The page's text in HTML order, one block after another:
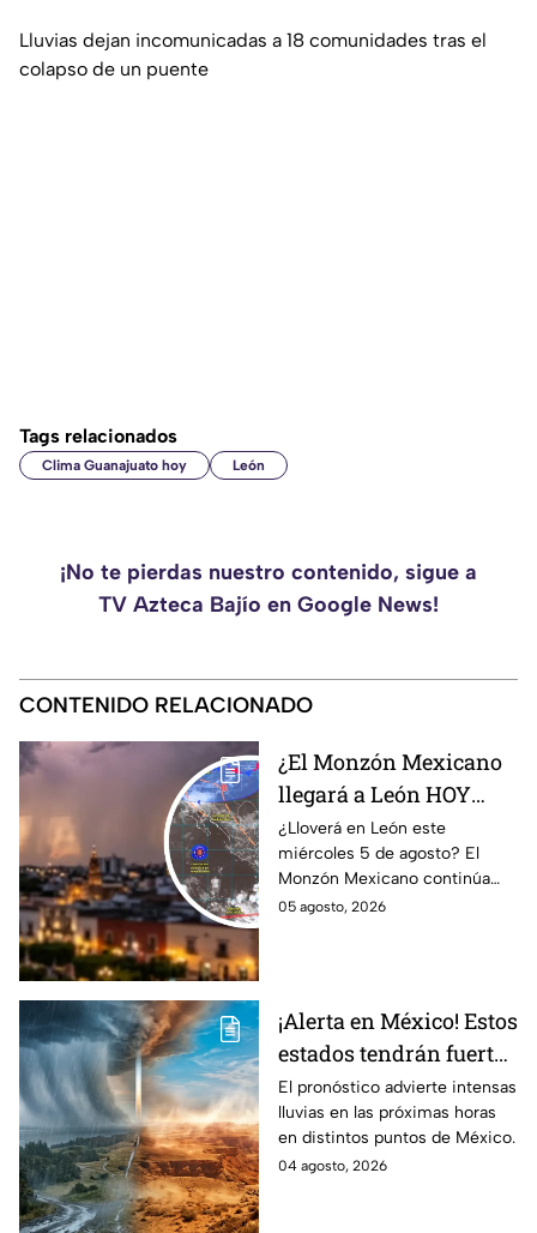
Lluvias dejan incomunicadas a 18 comunidades tras el
colapso de un puente
Tags relacionados
Clima Guanajuato hoy León
¡No te pierdas nuestro contenido, sigue a
TV Azteca Bajío en Google News!
CONTENIDO RELACIONADO
¿El Monzón Mexicano
llegará a León HOY
miércoles? Esto dice el
pronóstico para este 5
de agosto
¿Lloverá en León este
miércoles 5 de agosto? El
Monzón Mexicano continúa
afectando a varios estados del
05 agosto, 2026
¡Alerta en México! Estos
estados tendrán fuertes
precipitaciones;
¿afectará a Guanajuato?
El pronóstico advierte intensas
lluvias en las próximas horas
en distintos puntos de México.
04 agosto, 2026